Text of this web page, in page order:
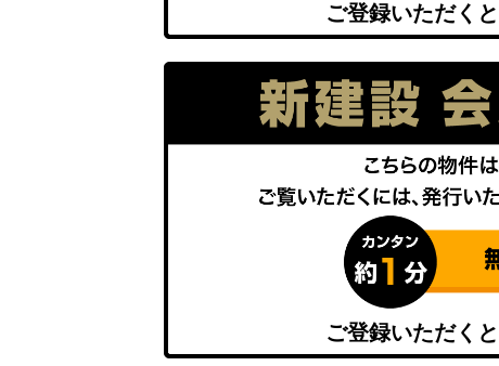
ご登録いただくと
ご登録いただくと